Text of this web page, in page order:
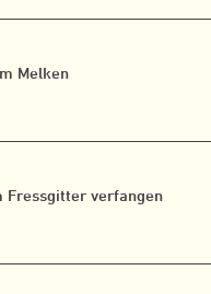
Melken
Fressgitter verfangen